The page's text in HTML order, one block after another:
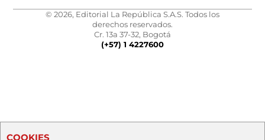
© 2026, Editorial La República S.A.S. Todos los
derechos reservados.
Cr. 13a 37-32, Bogotá
(+57) 1 4227600
COOKIES